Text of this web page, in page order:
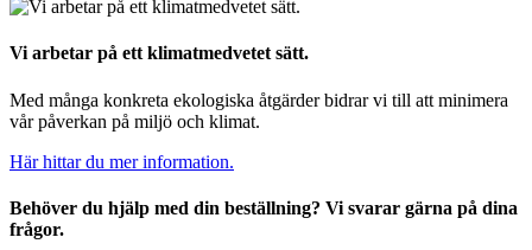
Vi arbetar på ett klimatmedvetet sätt.
Med många konkreta ekologiska åtgärder bidrar vi till att minimera
vår påverkan på miljö och klimat.
Här hittar du mer information.
Behöver du hjälp med din beställning? Vi svarar gärna på dina
frågor.